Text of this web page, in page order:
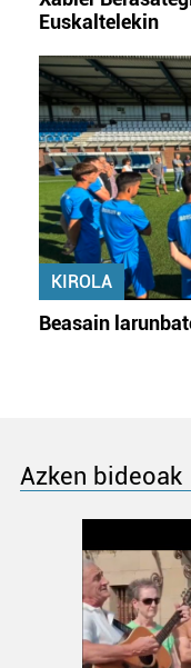
Euskaltelekin
KIROLA
Beasain
Azken bideoak